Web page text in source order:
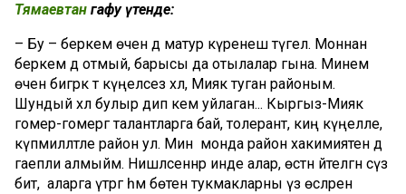
Тямаевтан гафу үтенде:
– Бу – беркем өчен дә матур күренеш түгел. Моннан
беркем дә отмый, барысы да отылалар гына. Минем
өчен бигрәк тә күңелсез хәл, Миякә туган районым.
Шундый хәл булыр дип кем уйлаган... Кыргыз-Миякә
гомер-гомергә талантларга бай, толерант, киң күңелле,
күпмилләтле район ул. Мин монда район хакимиятен дә
гаепли алмыйм. Нишләсеннәр инде алар, өстән әйтелгән сүз
бит, ә аларга үтәргә һәм бөтен тукмакларны үз өсләренә